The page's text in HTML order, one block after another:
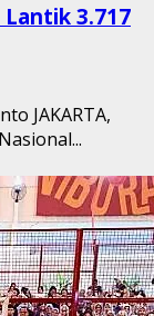
3.717
JAKARTA,